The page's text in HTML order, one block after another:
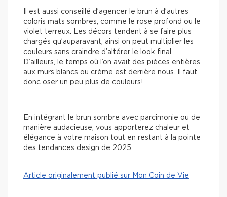
Il est aussi conseillé d’agencer le brun à d’autres
coloris mats sombres, comme le rose profond ou le
violet terreux. Les décors tendent à se faire plus
chargés qu’auparavant, ainsi on peut multiplier les
couleurs sans craindre d’altérer le look final.
D’ailleurs, le temps où l’on avait des pièces entières
aux murs blancs ou crème est derrière nous. Il faut
donc oser un peu plus de couleurs!
En intégrant le brun sombre avec parcimonie ou de
manière audacieuse, vous apporterez chaleur et
élégance à votre maison tout en restant à la pointe
des tendances design de 2025.
Article originalement publié sur Mon Coin de Vie